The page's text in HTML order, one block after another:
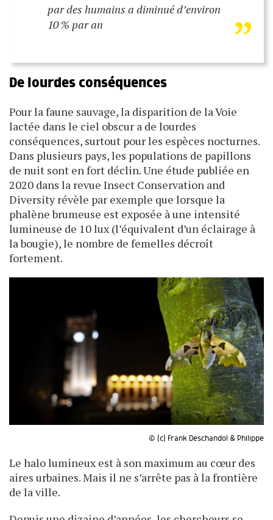
par des humains a diminué d’environ
10 % par an
De lourdes conséquences
Pour la faune sauvage, la disparition de la Voie
lactée dans le ciel obscur a de lourdes
conséquences, surtout pour les espèces nocturnes.
Dans plusieurs pays, les populations de papillons
de nuit sont en fort déclin. Une étude publiée en
2020 dans la revue Insect Conservation and
Diversity révèle par exemple que lorsque la
phalène brumeuse est exposée à une intensité
lumineuse de 10 lux (l’équivalent d’un éclairage à
la bougie), le nombre de femelles décroît
fortement.
© (c) Frank Deschandol & Philippe
Le halo lumineux est à son maximum au cœur des
aires urbaines. Mais il ne s’arrête pas à la frontière
de la ville.